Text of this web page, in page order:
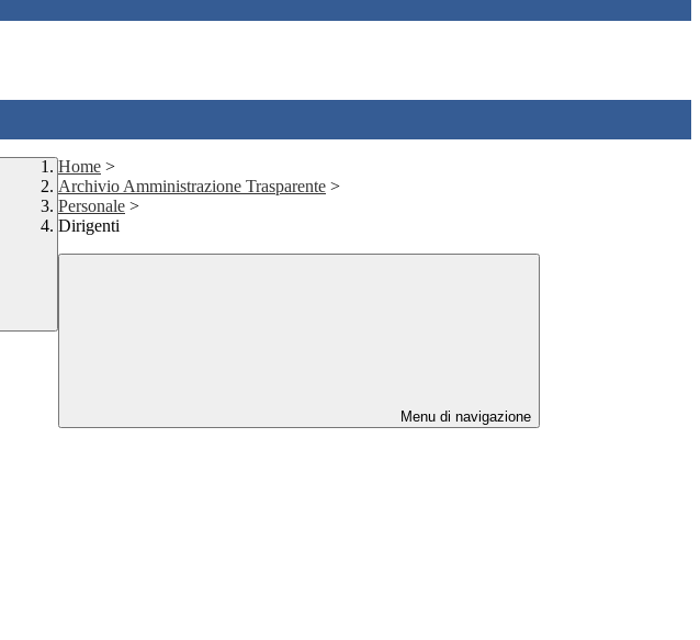
Home >
Archivio Amministrazione Trasparente >
Personale >
Dirigenti
Menu di navigazione